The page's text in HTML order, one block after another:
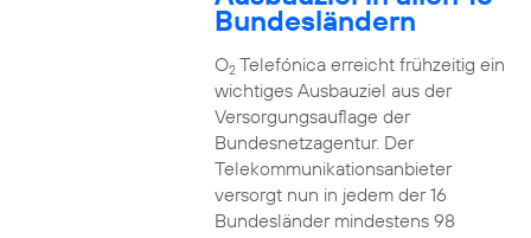
Bundesländern
O2Telefónica erreicht frühzeitig ein
wichtiges Ausbauziel aus der
Versorgungsauflage der
Bundesnetzagentur. Der
Telekommunikationsanbieter
versorgt nun in jedem der 16
Bundesländer mindestens 98